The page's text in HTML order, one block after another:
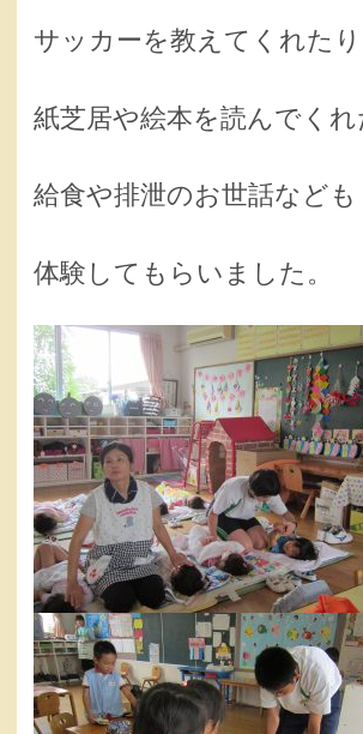
サッカーを教えてくれたり
紙芝居や絵本を読んでくれ
給食や排泄のお世話なども
体験してもらいました。